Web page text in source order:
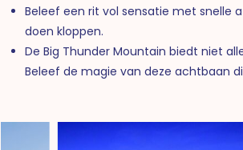
Beleef een rit vol sensatie met snelle
doen kloppen.
De Big Thunder Mountain biedt niet
Beleef de magie van deze achtbaan